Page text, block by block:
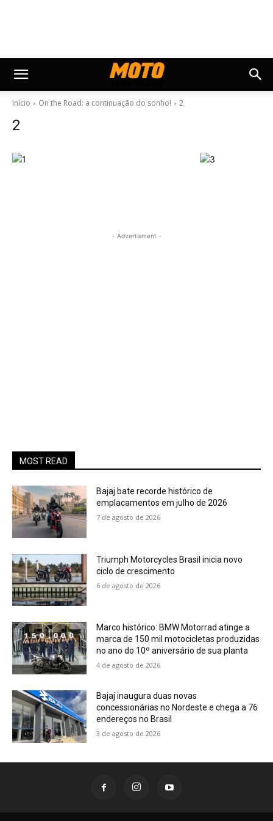
Início On the Road: a continuação do sonho! 2
2
- Advertisment -
MOST READ
Bajaj bate recorde histórico de
emplacamentos em julho de 2026
7 de agosto de 2026
Triumph Motorcycles Brasil inicia novo
ciclo de crescimento
6 de agosto de 2026
Marco histórico: BMW Motorrad atinge a
marca de 150 mil motocicletas produzidas
no ano do 10º aniversário de sua planta
4 de agosto de 2026
Bajaj inaugura duas novas
concessionárias no Nordeste e chega a 76
endereços no Brasil
3 de agosto de 2026